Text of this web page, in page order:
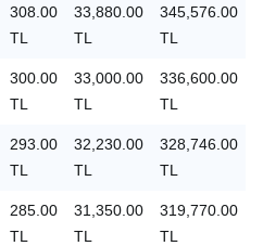
308.00
TL
33,880.00
TL
345,576.00
TL
300.00
TL
33,000.00
TL
336,600.00
TL
293.00
TL
32,230.00
TL
328,746.00
TL
285.00
TL
31,350.00
TL
319,770.00
TL